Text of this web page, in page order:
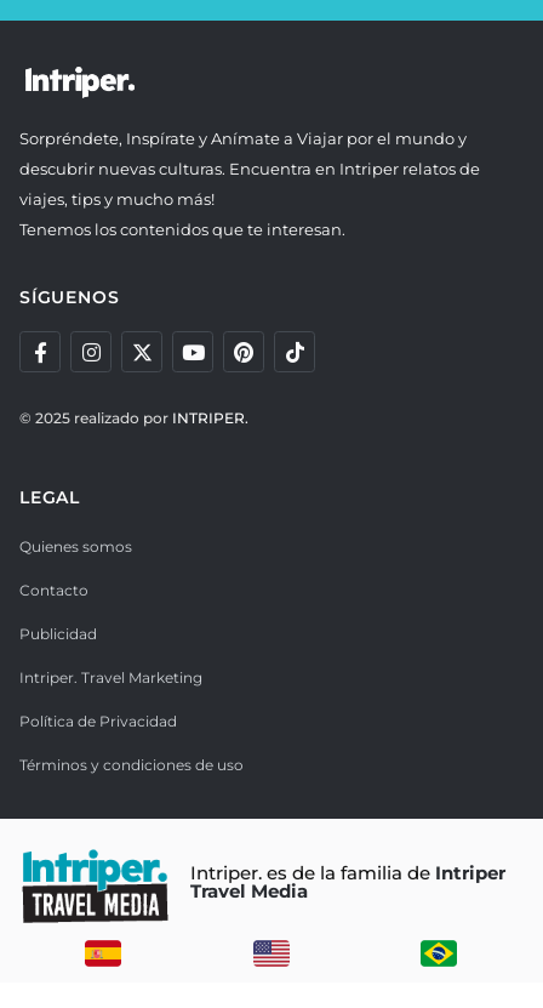
Sorpréndete, Inspírate y Anímate a Viajar por el mundo y
descubrir nuevas culturas. Encuentra en Intriper relatos de
viajes, tips y mucho más!
Tenemos los contenidos que te interesan.
SÍGUENOS
© 2025 realizado por INTRIPER.
LEGAL
Quienes somos
Contacto
Publicidad
Intriper. Travel Marketing
Política de Privacidad
Términos y condiciones de uso
Intriper. es de la familia de Intriper
Travel Media